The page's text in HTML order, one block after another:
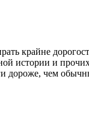
крайне
истории и
дороже, чем